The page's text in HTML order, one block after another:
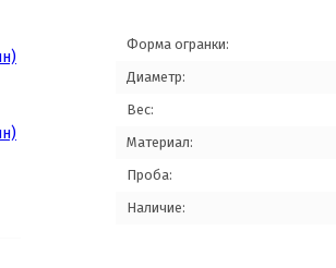
Форма огранки:
Диаметр:
Вес:
Материал:
Проба:
Наличие: